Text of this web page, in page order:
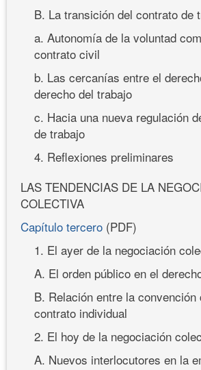
B. La transición del contrato de
a. Autonomía de la voluntad
contrato civil
b. Las cercanías entre el
derecho del trabajo
c. Hacia una nueva regulación
de trabajo
4. Reflexiones preliminares
LAS TENDENCIAS DE LA
COLECTIVA
Capítulo tercero (PDF)
1. El ayer de la negociación
A. El orden público en el
B. Relación entre la
contrato individual
2. El hoy de la negociación
A. Nuevos interlocutores en la